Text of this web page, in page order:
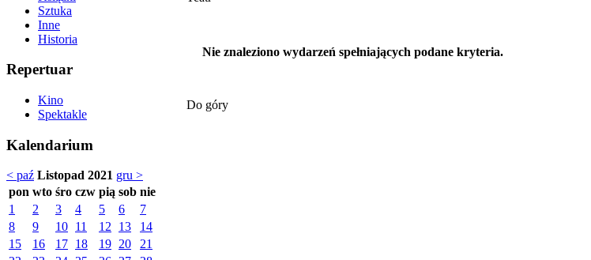
Sztuka
Inne
Historia
Repertuar
Kino
Spektakle
Kalendarium
< paź Listopad 2021 gru >
pon wto śro czw pią sob nie
1
2 3 4 5 6
7
8
9 10 11 12 13
14
15
16 17 18 19 20
21
Nie znaleziono wydarzeń spełniających podane kryteria.
Do góry